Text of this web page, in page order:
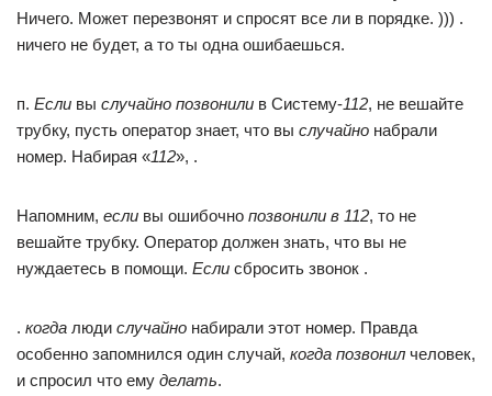
Ничего. Может перезвонят и спросят все ли в порядке. ))) .
ничего не будет, а то ты одна ошибаешься.
п. Если вы случайно позвонили в Систему-112, не вешайте
трубку, пусть оператор знает, что вы случайно набрали
номер. Набирая «112», .
Напомним, если вы ошибочно позвонили в 112, то не
вешайте трубку. Оператор должен знать, что вы не
нуждаетесь в помощи. Если сбросить звонок .
. когда люди случайно набирали этот номер. Правда
особенно запомнился один случай, когда позвонил человек,
и спросил что ему делать.